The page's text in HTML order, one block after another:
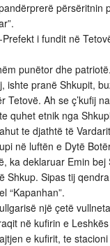
përsëritnin
i fundit në
punëtor dhe
ishte pranë Shkupit,
Tetovë. Ah se ç’kufij
quhet etnik nga
te djathtë të
në luftën e Dytë
ka deklaruar Emin bej
Shkup. Sipas tij
“Kapanhan”.
një çetë
në kufirin e
e kufirit, te